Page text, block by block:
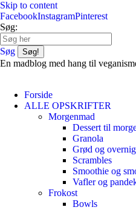
Skip to content
FacebookInstagramPinterest
Søg:
Søg
En madblog med hang til
Forside
ALLE OPSKRIFTER
Morgenmad
Dessert til
Granola
Grød og
Scrambles
Smoothie og
Vafler og
Frokost
Bowls